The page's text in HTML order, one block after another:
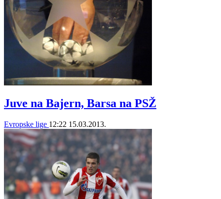
Juve na Bajern, Barsa na PSŽ
Evropske lige 12:22 15.03.2013.